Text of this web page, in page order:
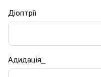
Діоптрії
Адидація_